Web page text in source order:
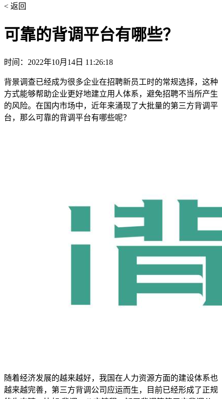
< 返回
可靠的背调平台有哪些？
时间：2022年10月14日 11:26:18
背景调查已经成为很多企业在招聘新员工时的常规选择，这种
方式能够帮助企业更好地建立用人体系，避免招聘不当所产生
的风险。在国内市场中，近年来涌现了大批量的第三方背调平
台，那么可靠的背调平台有哪些呢？
随着经济发展的越来越好，我国在人力资源方面的建设体系也
越来越完善，第三方背调公司应运而生，目前已经形成了正规